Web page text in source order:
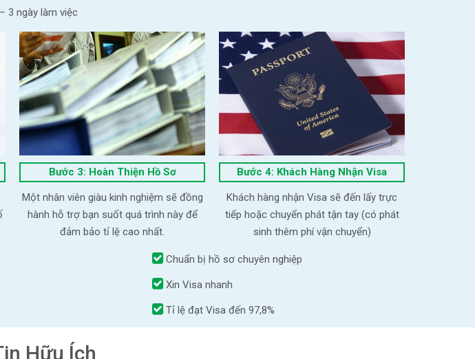
3 ngày làm việc
Bước 3: Hoàn Thiện Hồ Sơ
Một nhân viên giàu kinh nghiệm sẽ đồng
hành hỗ trợ bạn suốt quá trình này để
đảm bảo tỉ lệ cao nhất.
Bước 4: Khách Hàng Nhận Visa
Khách hàng nhận Visa sẽ đến lấy trực
tiếp hoặc chuyển phát tận tay (có phát
sinh thêm phí vận chuyển)
Chuẩn bị hồ sơ chuyên nghiệp
Xin Visa nhanh
Tỉ lệ đạt Visa đến 97,8%
Hữu Ích